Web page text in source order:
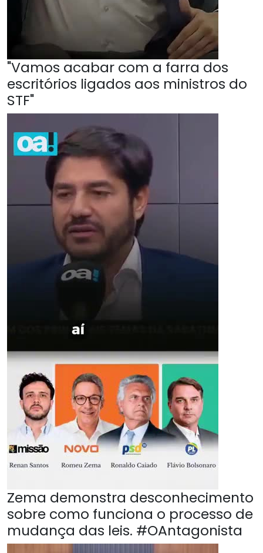
"Vamos acabar com a farra dos
escritórios ligados aos ministros do
STF"
Zema demonstra desconhecimento
sobre como funciona o processo de
mudança das leis. #OAntagonista